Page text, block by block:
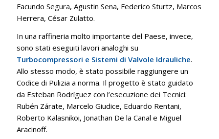
Facundo Segura, Agustin Sena, Federico Sturtz, Marcos
Herrera, César Zulatto.
In una raffineria molto importante del Paese, invece,
sono stati eseguiti lavori analoghi su
Turbocompressori e Sistemi di Valvole Idrauliche.
Allo stesso modo, è stato possibile raggiungere un
Codice di Pulizia a norma. Il progetto è stato guidato
da Esteban Rodríguez con l’esecuzione dei Tecnici:
Rubén Zárate, Marcelo Giudice, Eduardo Rentani,
Roberto Kalasnikoi, Jonathan De la Canal e Miguel
Aracinoff.